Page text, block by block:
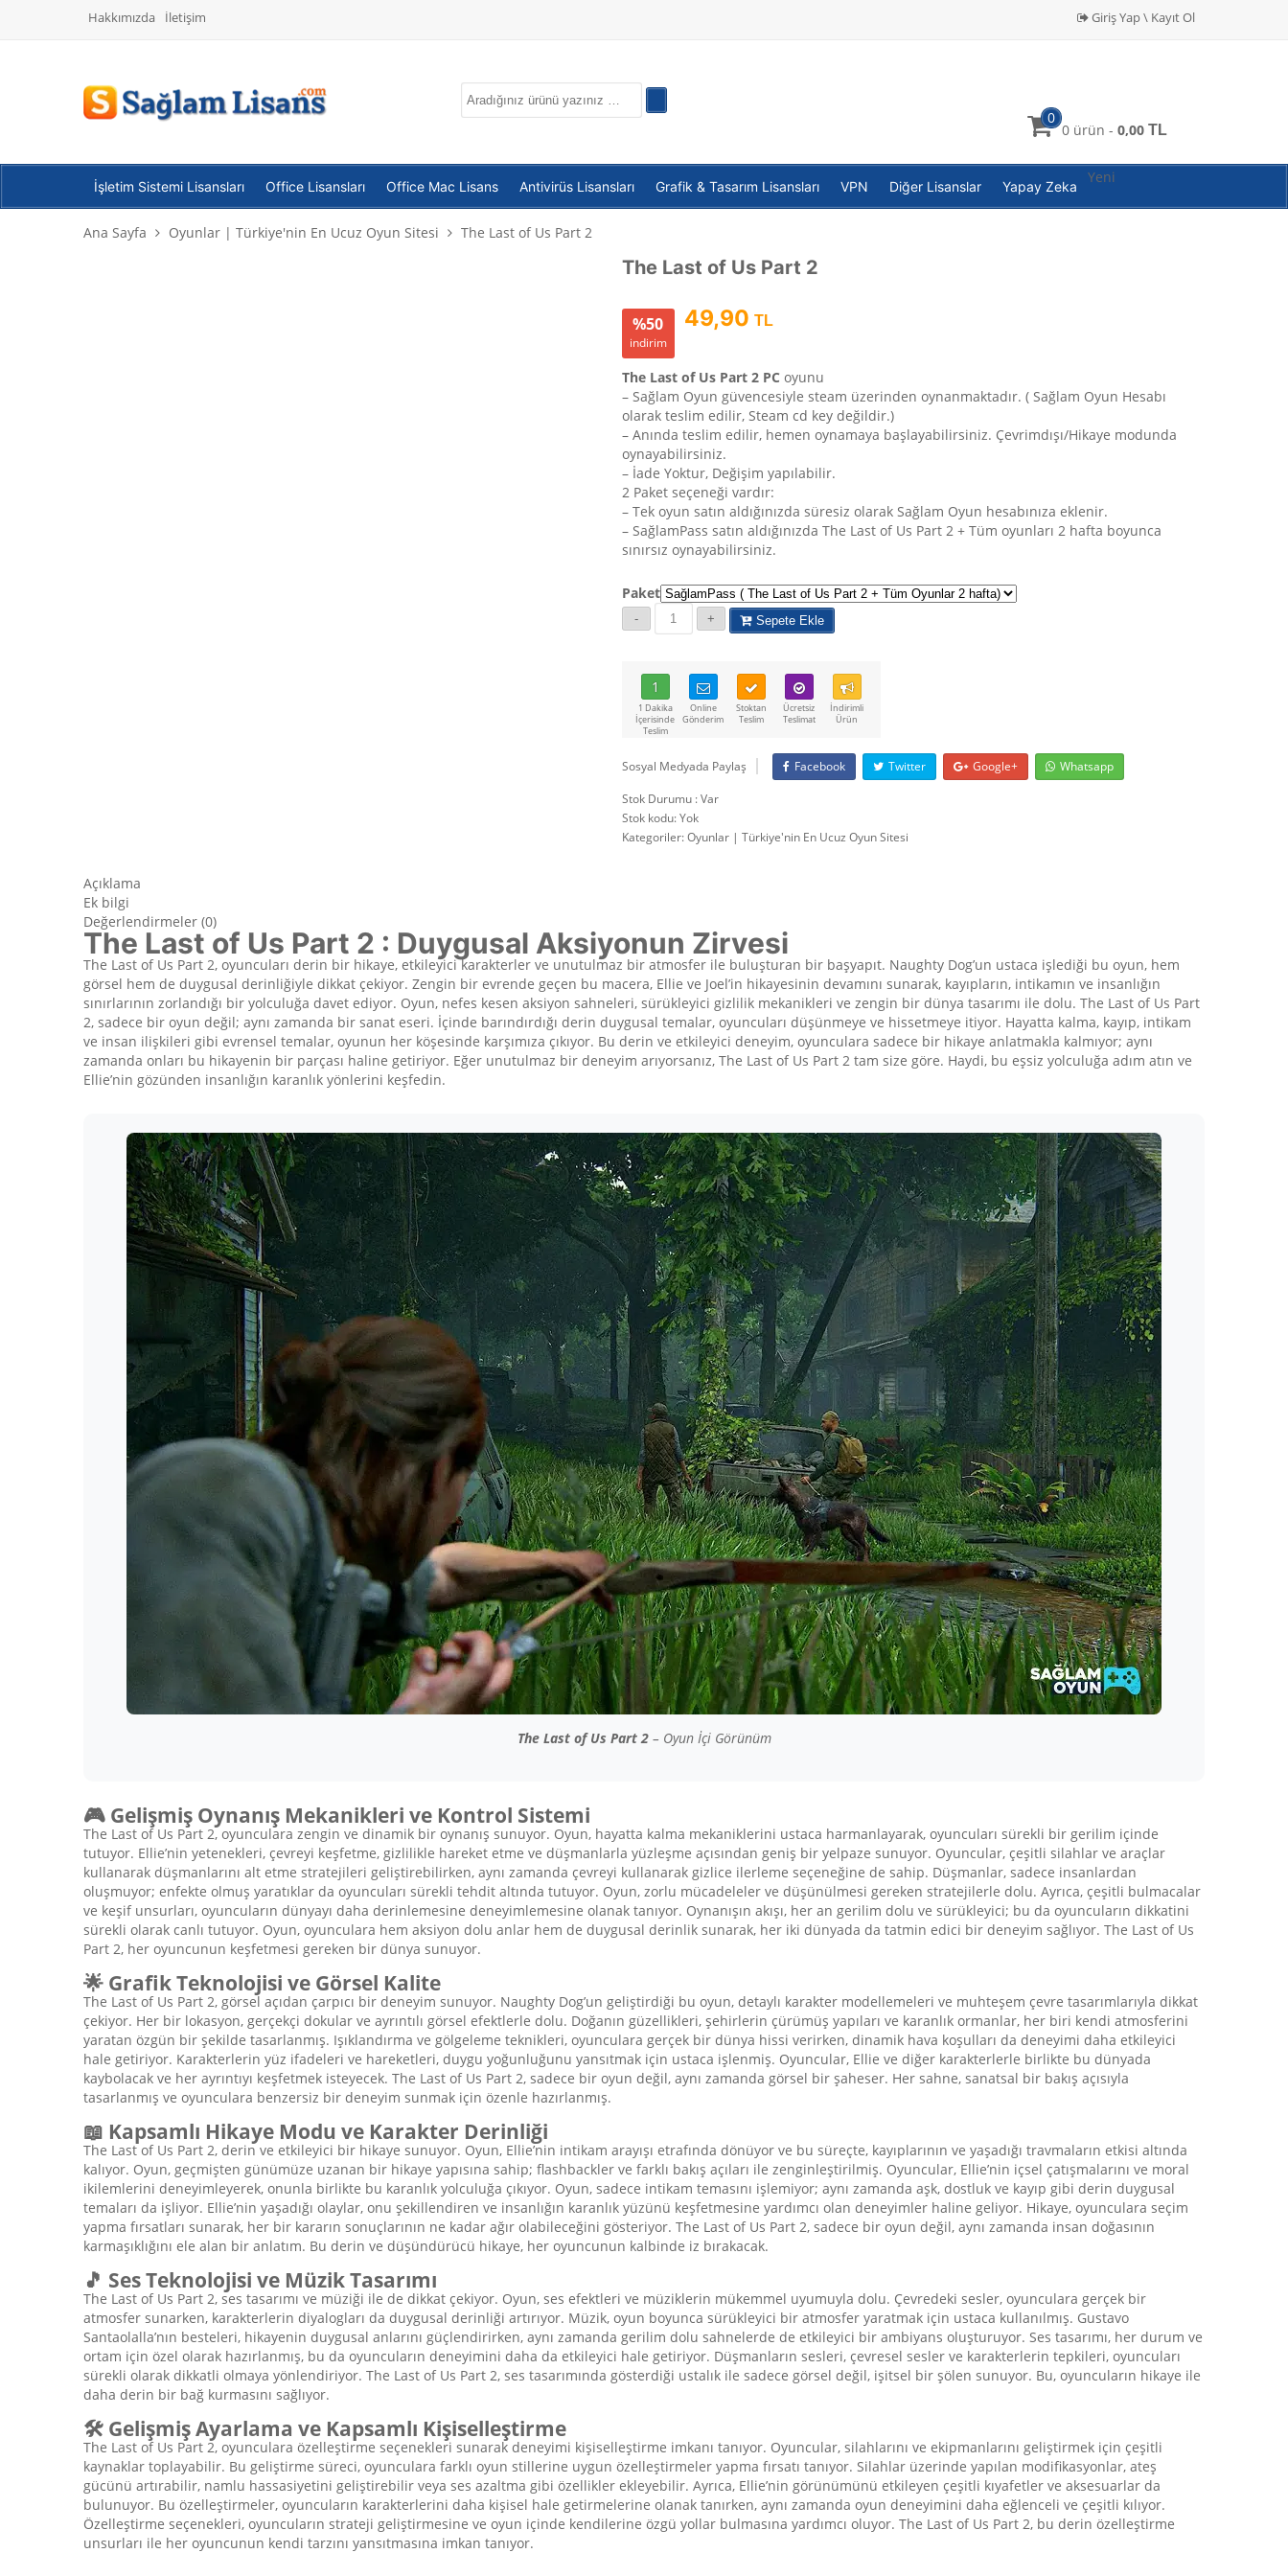
Hakkımızda İletişim Giriş Yap \ Kayıt Ol
0
0 ürün - 0,00 TL
İşletim Sistemi Lisansları Office Lisansları Office Mac Lisans Antivirüs Lisansları Grafik & Tasarım Lisansları VPN Diğer Lisanslar Yapay Zeka
Yeni
Ana Sayfa Oyunlar | Türkiye'nin En Ucuz Oyun Sitesi The Last of Us Part 2
The Last of Us Part 2
%50
indirim
49,90 TL
The Last of Us Part 2 PC oyunu
– Sağlam Oyun güvencesiyle steam üzerinden oynanmaktadır. ( Sağlam Oyun Hesabı
olarak teslim edilir, Steam cd key değildir.)
– Anında teslim edilir, hemen oynamaya başlayabilirsiniz. Çevrimdışı/Hikaye modunda
oynayabilirsiniz.
– İade Yoktur, Değişim yapılabilir.
2 Paket seçeneği vardır:
– Tek oyun satın aldığınızda süresiz olarak Sağlam Oyun hesabınıza eklenir.
– SağlamPass satın aldığınızda The Last of Us Part 2 + Tüm oyunları 2 hafta boyunca
sınırsız oynayabilirsiniz.
Paket
Sepete Ekle
1
1 Dakika
İçerisinde
Teslim
Online
Gönderim
Stoktan
Teslim
Ücretsiz
Teslimat
İndirimli
Ürün
Sosyal Medyada Paylaş Facebook Twitter Google+
Whatsapp
Stok Durumu : Var
Stok kodu:Yok
Kategoriler:Oyunlar | Türkiye'nin En Ucuz Oyun Sitesi
Açıklama
Ek bilgi
Değerlendirmeler (0)
The Last of Us Part 2 : Duygusal Aksiyonun Zirvesi
The Last of Us Part 2, oyuncuları derin bir hikaye, etkileyici karakterler ve unutulmaz bir atmosfer ile buluşturan bir başyapıt. Naughty Dog’un ustaca işlediği bu oyun, hem
görsel hem de duygusal derinliğiyle dikkat çekiyor. Zengin bir evrende geçen bu macera, Ellie ve Joel’in hikayesinin devamını sunarak, kayıpların, intikamın ve insanlığın
sınırlarının zorlandığı bir yolculuğa davet ediyor. Oyun, nefes kesen aksiyon sahneleri, sürükleyici gizlilik mekanikleri ve zengin bir dünya tasarımı ile dolu. The Last of Us Part
2, sadece bir oyun değil; aynı zamanda bir sanat eseri. İçinde barındırdığı derin duygusal temalar, oyuncuları düşünmeye ve hissetmeye itiyor. Hayatta kalma, kayıp, intikam
ve insan ilişkileri gibi evrensel temalar, oyunun her köşesinde karşımıza çıkıyor. Bu derin ve etkileyici deneyim, oyunculara sadece bir hikaye anlatmakla kalmıyor; aynı
zamanda onları bu hikayenin bir parçası haline getiriyor. Eğer unutulmaz bir deneyim arıyorsanız, The Last of Us Part 2 tam size göre. Haydi, bu eşsiz yolculuğa adım atın ve
Ellie’nin gözünden insanlığın karanlık yönlerini keşfedin.
The Last of Us Part 2– Oyun İçi Görünüm
🎮 Gelişmiş Oynanış Mekanikleri ve Kontrol Sistemi
The Last of Us Part 2, oyunculara zengin ve dinamik bir oynanış sunuyor. Oyun, hayatta kalma mekaniklerini ustaca harmanlayarak, oyuncuları sürekli bir gerilim içinde
tutuyor. Ellie’nin yetenekleri, çevreyi keşfetme, gizlilikle hareket etme ve düşmanlarla yüzleşme açısından geniş bir yelpaze sunuyor. Oyuncular, çeşitli silahlar ve araçlar
kullanarak düşmanlarını alt etme stratejileri geliştirebilirken, aynı zamanda çevreyi kullanarak gizlice ilerleme seçeneğine de sahip. Düşmanlar, sadece insanlardan
oluşmuyor; enfekte olmuş yaratıklar da oyuncuları sürekli tehdit altında tutuyor. Oyun, zorlu mücadeleler ve düşünülmesi gereken stratejilerle dolu. Ayrıca, çeşitli bulmacalar
ve keşif unsurları, oyuncuların dünyayı daha derinlemesine deneyimlemesine olanak tanıyor. Oynanışın akışı, her an gerilim dolu ve sürükleyici; bu da oyuncuların dikkatini
sürekli olarak canlı tutuyor. Oyun, oyunculara hem aksiyon dolu anlar hem de duygusal derinlik sunarak, her iki dünyada da tatmin edici bir deneyim sağlıyor. The Last of Us
Part 2, her oyuncunun keşfetmesi gereken bir dünya sunuyor.
🌟 Grafik Teknolojisi ve Görsel Kalite
The Last of Us Part 2, görsel açıdan çarpıcı bir deneyim sunuyor. Naughty Dog’un geliştirdiği bu oyun, detaylı karakter modellemeleri ve muhteşem çevre tasarımlarıyla dikkat
çekiyor. Her bir lokasyon, gerçekçi dokular ve ayrıntılı görsel efektlerle dolu. Doğanın güzellikleri, şehirlerin çürümüş yapıları ve karanlık ormanlar, her biri kendi atmosferini
yaratan özgün bir şekilde tasarlanmış. Işıklandırma ve gölgeleme teknikleri, oyunculara gerçek bir dünya hissi verirken, dinamik hava koşulları da deneyimi daha etkileyici
hale getiriyor. Karakterlerin yüz ifadeleri ve hareketleri, duygu yoğunluğunu yansıtmak için ustaca işlenmiş. Oyuncular, Ellie ve diğer karakterlerle birlikte bu dünyada
kaybolacak ve her ayrıntıyı keşfetmek isteyecek. The Last of Us Part 2, sadece bir oyun değil, aynı zamanda görsel bir şaheser. Her sahne, sanatsal bir bakış açısıyla
tasarlanmış ve oyunculara benzersiz bir deneyim sunmak için özenle hazırlanmış.
📖 Kapsamlı Hikaye Modu ve Karakter Derinliği
The Last of Us Part 2, derin ve etkileyici bir hikaye sunuyor. Oyun, Ellie’nin intikam arayışı etrafında dönüyor ve bu süreçte, kayıplarının ve yaşadığı travmaların etkisi altında
kalıyor. Oyun, geçmişten günümüze uzanan bir hikaye yapısına sahip; flashbackler ve farklı bakış açıları ile zenginleştirilmiş. Oyuncular, Ellie’nin içsel çatışmalarını ve moral
ikilemlerini deneyimleyerek, onunla birlikte bu karanlık yolculuğa çıkıyor. Oyun, sadece intikam temasını işlemiyor; aynı zamanda aşk, dostluk ve kayıp gibi derin duygusal
temaları da işliyor. Ellie’nin yaşadığı olaylar, onu şekillendiren ve insanlığın karanlık yüzünü keşfetmesine yardımcı olan deneyimler haline geliyor. Hikaye, oyunculara seçim
yapma fırsatları sunarak, her bir kararın sonuçlarının ne kadar ağır olabileceğini gösteriyor. The Last of Us Part 2, sadece bir oyun değil, aynı zamanda insan doğasının
karmaşıklığını ele alan bir anlatım. Bu derin ve düşündürücü hikaye, her oyuncunun kalbinde iz bırakacak.
🎵 Ses Teknolojisi ve Müzik Tasarımı
The Last of Us Part 2, ses tasarımı ve müziği ile de dikkat çekiyor. Oyun, ses efektleri ve müziklerin mükemmel uyumuyla dolu. Çevredeki sesler, oyunculara gerçek bir
atmosfer sunarken, karakterlerin diyalogları da duygusal derinliği artırıyor. Müzik, oyun boyunca sürükleyici bir atmosfer yaratmak için ustaca kullanılmış. Gustavo
Santaolalla’nın besteleri, hikayenin duygusal anlarını güçlendirirken, aynı zamanda gerilim dolu sahnelerde de etkileyici bir ambiyans oluşturuyor. Ses tasarımı, her durum ve
ortam için özel olarak hazırlanmış, bu da oyuncuların deneyimini daha da etkileyici hale getiriyor. Düşmanların sesleri, çevresel sesler ve karakterlerin tepkileri, oyuncuları
sürekli olarak dikkatli olmaya yönlendiriyor. The Last of Us Part 2, ses tasarımında gösterdiği ustalık ile sadece görsel değil, işitsel bir şölen sunuyor. Bu, oyuncuların hikaye ile
daha derin bir bağ kurmasını sağlıyor.
🛠️ Gelişmiş Ayarlama ve Kapsamlı Kişiselleştirme
The Last of Us Part 2, oyunculara özelleştirme seçenekleri sunarak deneyimi kişiselleştirme imkanı tanıyor. Oyuncular, silahlarını ve ekipmanlarını geliştirmek için çeşitli
kaynaklar toplayabilir. Bu geliştirme süreci, oyunculara farklı oyun stillerine uygun özelleştirmeler yapma fırsatı tanıyor. Silahlar üzerinde yapılan modifikasyonlar, ateş
gücünü artırabilir, namlu hassasiyetini geliştirebilir veya ses azaltma gibi özellikler ekleyebilir. Ayrıca, Ellie’nin görünümünü etkileyen çeşitli kıyafetler ve aksesuarlar da
bulunuyor. Bu özelleştirmeler, oyuncuların karakterlerini daha kişisel hale getirmelerine olanak tanırken, aynı zamanda oyun deneyimini daha eğlenceli ve çeşitli kılıyor.
Özelleştirme seçenekleri, oyuncuların strateji geliştirmesine ve oyun içinde kendilerine özgü yollar bulmasına yardımcı oluyor. The Last of Us Part 2, bu derin özelleştirme
unsurları ile her oyuncunun kendi tarzını yansıtmasına imkan tanıyor.